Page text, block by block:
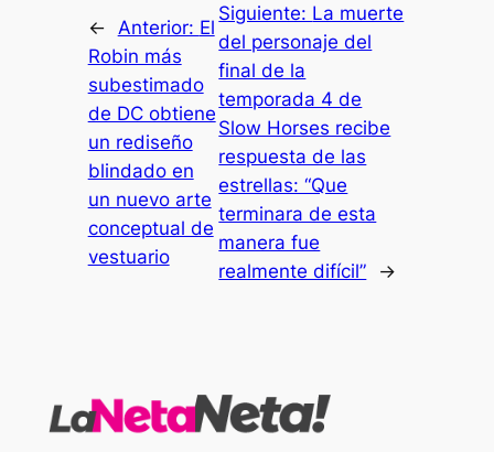
← Anterior: El
Robin más
subestimado
de DC obtiene
un rediseño
blindado en
un nuevo arte
conceptual de
vestuario
Siguiente: La muerte
del personaje del
final de la
temporada 4 de
Slow Horses recibe
respuesta de las
estrellas: “Que
terminara de esta
manera fue
realmente difícil”
→